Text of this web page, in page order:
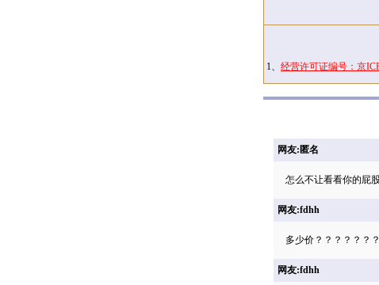
1、 经营许可证编号：京
网友:匿名
怎么不让看看你的屁
网友:fdhh
多少价？？？？？？
网友:fdhh